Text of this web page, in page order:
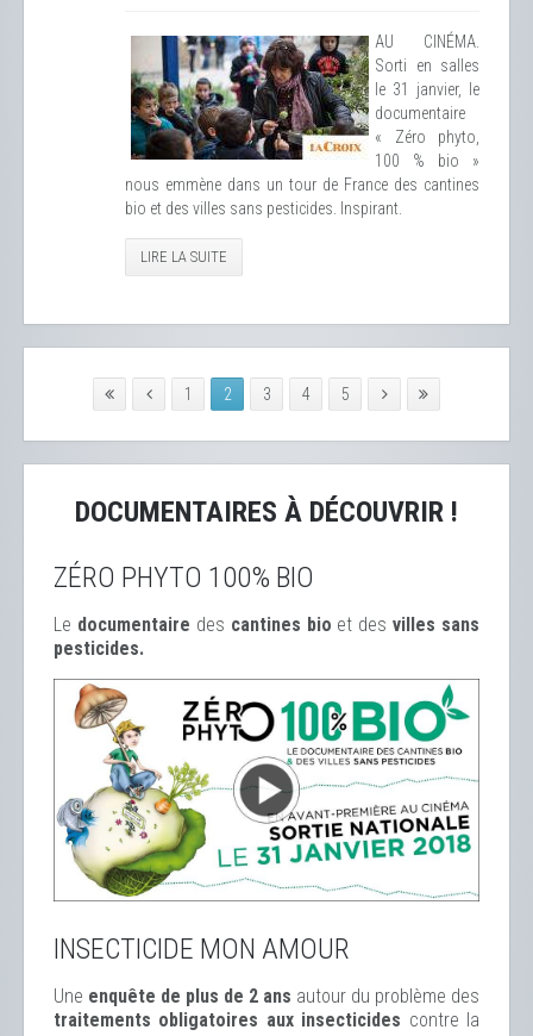
AU CINÉMA.
Sorti en salles
le 31 janvier, le
documentaire
« Zéro phyto,
100 % bio »
nous emmène dans un tour de France des cantines
bio et des villes sans pesticides. Inspirant.
LIRE LA SUITE
1 2 3 4 5
DOCUMENTAIRES À DÉCOUVRIR !
ZÉRO PHYTO 100% BIO
Le documentaire des cantines bio et desvilles sans
pesticides.
INSECTICIDE MON AMOUR
Une enquête de plus de 2 ans autour du problème des
traitements obligatoires aux insecticides contre la